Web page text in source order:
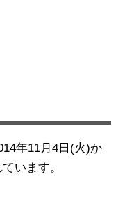
年11月4日(火)か
います。